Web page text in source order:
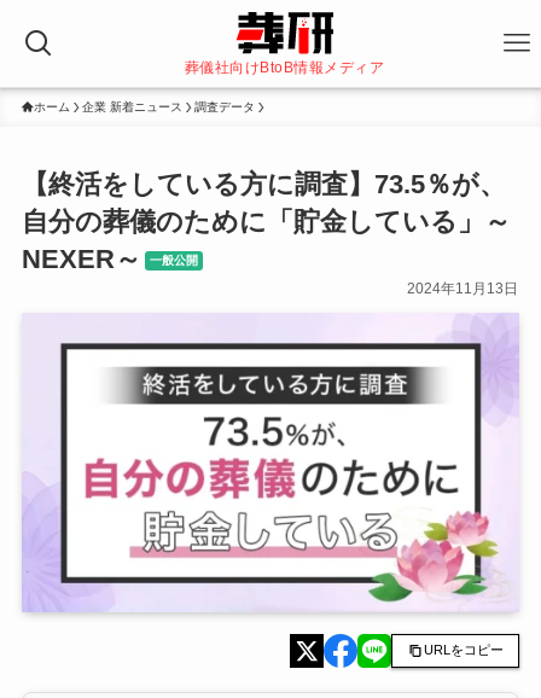
葬儀社向けBtoB情報メディア
ホーム 企業 新着ニュース 調査データ
【終活をしている方に調査】73.5％が、
自分の葬儀のために「貯金している」～
NEXER～
一般公開
2024年11月13日
URLをコピー